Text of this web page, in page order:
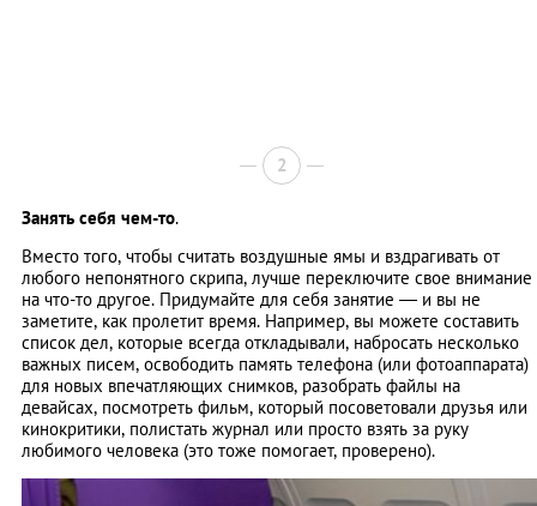
2
Занять себя чем-то.
Вместо того, чтобы считать воздушные ямы и вздрагивать от
любого непонятного скрипа, лучше переключите свое внимание
на что-то другое. Придумайте для себя занятие — и вы не
заметите, как пролетит время. Например, вы можете составить
список дел, которые всегда откладывали, набросать несколько
важных писем, освободить память телефона (или фотоаппарата)
для новых впечатляющих снимков, разобрать файлы на
девайсах, посмотреть фильм, который посоветовали друзья или
кинокритики, полистать журнал или просто взять за руку
любимого человека (это тоже помогает, проверено).